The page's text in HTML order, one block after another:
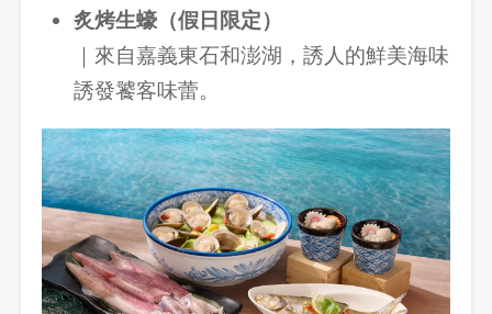
炙烤生蠔（假日限定）
｜來自嘉義東石和澎湖，誘人的鮮美海味
誘發饕客味蕾。